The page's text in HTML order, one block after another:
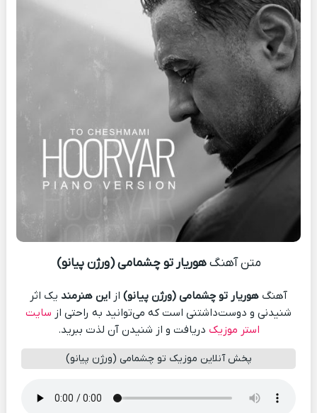
متن آهنگهوریار تو چشمامی (ورژن پیانو)
آهنگ هوریار تو چشمامی (ورژن پیانو) از این هنرمند یک اثر
شنیدنی و دوست‌داشتنی است که می‌توانید به راحتی از سایت
استر موزیک دریافت و از شنیدن آن لذت ببرید.
پخش آنلاین موزیک تو چشمامی (ورژن پیانو)